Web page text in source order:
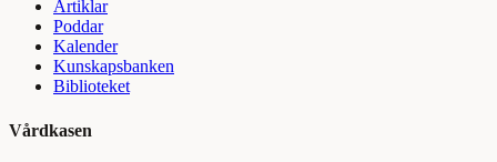
Artiklar
Poddar
Kalender
Kunskapsbanken
Biblioteket
Vårdkasen